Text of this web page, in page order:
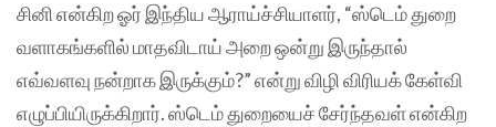
சினி என்கிற ஓர் இந்திய ஆராய்ச்சியாளர், “ஸ்டெம் துறை
வளாகங்களில் மாதவிடாய் அறை ஒன்று இருந்தால்
எவ்வளவு நன்றாக இருக்கும்?” என்று விழி விரியக் கேள்வி
எழுப்பியிருக்கிறார். ஸ்டெம் துறையைச் சேர்ந்தவள் என்கிற